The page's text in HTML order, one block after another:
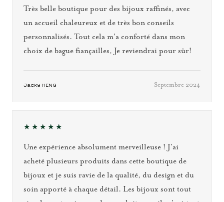
Très belle boutique pour des bijoux raffinés, avec
un accueil chaleureux et de très bon conseils
personnalisés. Tout cela m'a conforté dans mon
choix de bague fiançailles, Je reviendrai pour sûr!
Jacky HENG Septembre 2024
★★★★★
Une expérience absolument merveilleuse ! J’ai
acheté plusieurs produits dans cette boutique de
bijoux et je suis ravie de la qualité, du design et du
soin apporté à chaque détail. Les bijoux sont tout